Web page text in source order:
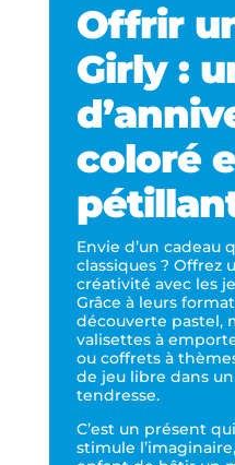
Offrir
Girly :
coloré
Envie d’un cadeau
classiques ? Offrez
créativité avec les
Grâce à leurs
découverte pastel,
valisettes à
ou coffrets à
de jeu libre dans
tendresse.
C’est un présent
stimule